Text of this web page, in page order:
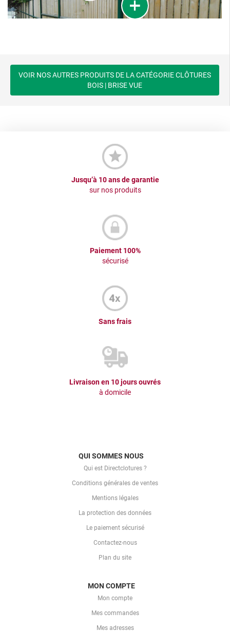
VOIR NOS AUTRES PRODUITS DE LA CATÉGORIE CLÔTURES
BOIS | BRISE VUE
Jusqu’à 10 ans de garantie
sur nos produits
Paiement 100%
sécurisé
Sans frais
Livraison en 10 jours ouvrés
à domicile
QUI SOMMES NOUS
Qui est Directclotures ?
Conditions générales de ventes
Mentions légales
La protection des données
Le paiement sécurisé
Contactez-nous
Plan du site
MON COMPTE
Mon compte
Mes commandes
Mes adresses